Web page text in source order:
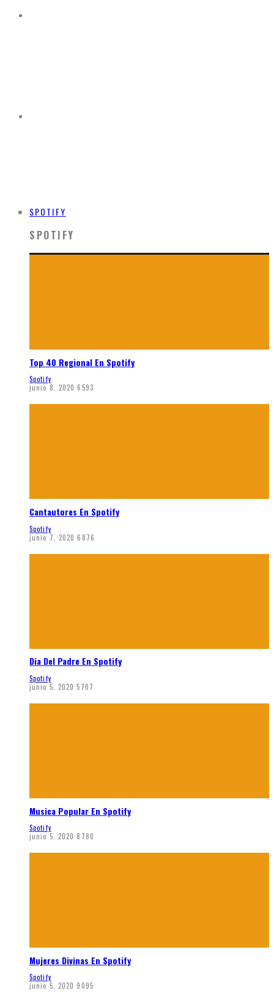
SPOTIFY
SPOTIFY
Top 40 Regional En Spotify
Spotify
junio 8, 2020 6593
Cantautores En Spotify
Spotify
junio 7, 2020 6876
Dia Del Padre En Spotify
Spotify
junio 5, 2020 5707
Musica Popular En Spotify
Spotify
junio 5, 2020 8780
Mujeres Divinas En Spotify
Spotify
junio 5, 2020 9095